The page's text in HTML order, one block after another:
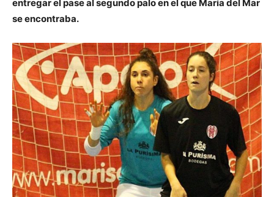
entregar el pase al segundo palo en el que María del Mar
se encontraba.